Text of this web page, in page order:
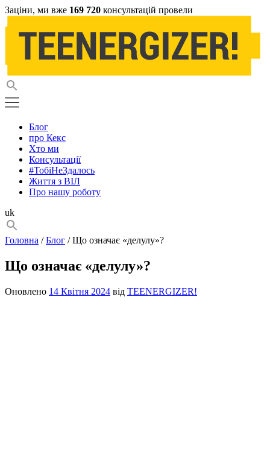
Заціни, ми вже 169 720 консультацій провели
Блог
про Кекс
Хто ми
Консультації
#ТобіНеЗдалось
Життя з ВІЛ
Про нашу роботу
uk
Головна /Блог / Що означає «делулу»?
Що означає «делулу»?
Оновлено 14 Квітня 2024 від TEENERGIZER!